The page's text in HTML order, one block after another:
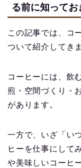
る前に知ってお
この記事では、コ
ついて紹介してき
コーヒーには、飲
煎・空間づくり・
があります。
一方で、いざ「い
ヒーを仕事にして
や美味しいコーヒ